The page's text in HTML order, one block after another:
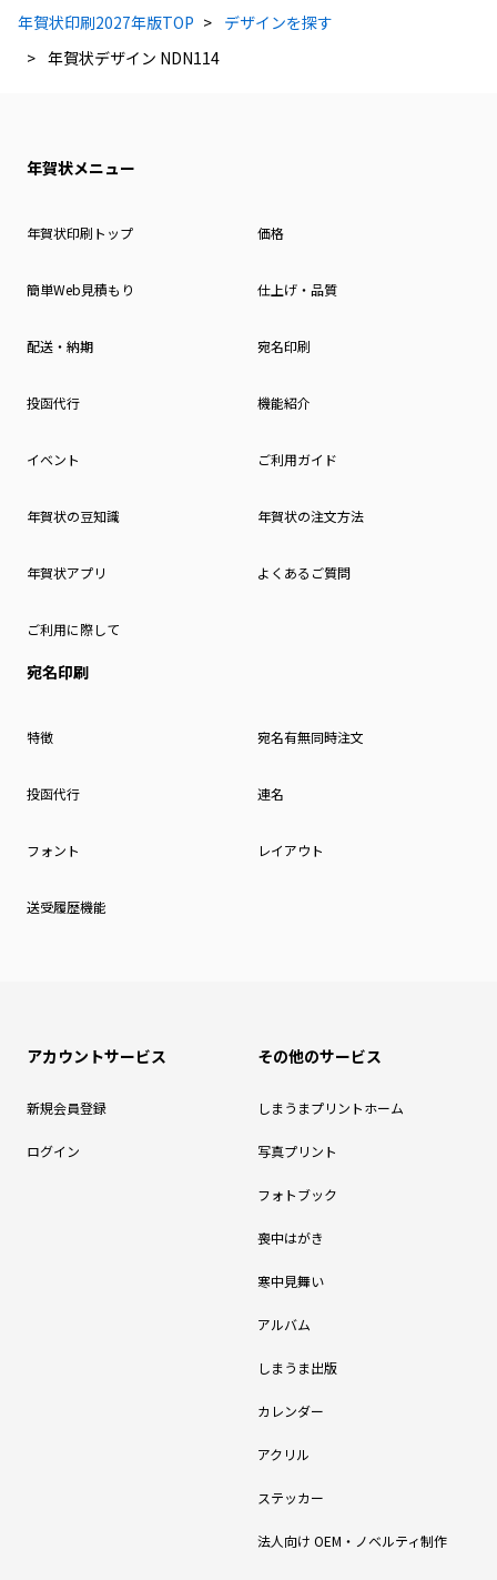
年賀状印刷2027年版TOP
デザインを探す
年賀状デザイン NDN114
年賀状メニュー
年賀状印刷トップ 価格
簡単Web見積もり 仕上げ・品質
配送・納期 宛名印刷
投函代行 機能紹介
イベント ご利用ガイド
年賀状の豆知識 年賀状の注文方法
年賀状アプリ よくあるご質問
ご利用に際して
宛名印刷
特徴 宛名有無同時注文
投函代行 連名
フォント レイアウト
送受履歴機能
アカウントサービス
新規会員登録
ログイン
その他のサービス
しまうまプリントホーム
写真プリント
フォトブック
喪中はがき
寒中見舞い
アルバム
しまうま出版
カレンダー
アクリル
ステッカー
法人向け OEM・ノベルティ制作